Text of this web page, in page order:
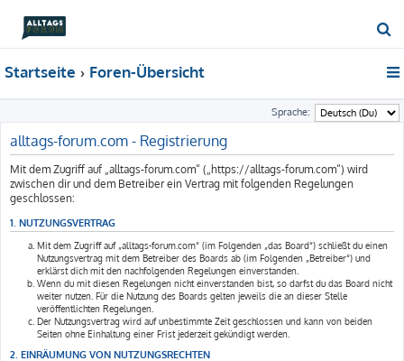
u
c
e
Startseite Foren-Übersicht
Sprache:
alltags-forum.com - Registrierung
Mit dem Zugriff auf „alltags-forum.com“ („https://alltags-forum.com“) wird
zwischen dir und dem Betreiber ein Vertrag mit folgenden Regelungen
geschlossen:
1. NUTZUNGSVERTRAG
Mit dem Zugriff auf „alltags-forum.com“ (im Folgenden „das Board“) schließt du einen
Nutzungsvertrag mit dem Betreiber des Boards ab (im Folgenden „Betreiber“) und
erklärst dich mit den nachfolgenden Regelungen einverstanden.
Wenn du mit diesen Regelungen nicht einverstanden bist, so darfst du das Board nicht
weiter nutzen. Für die Nutzung des Boards gelten jeweils die an dieser Stelle
veröffentlichten Regelungen.
Der Nutzungsvertrag wird auf unbestimmte Zeit geschlossen und kann von beiden
Seiten ohne Einhaltung einer Frist jederzeit gekündigt werden.
2. EINRÄUMUNG VON NUTZUNGSRECHTEN